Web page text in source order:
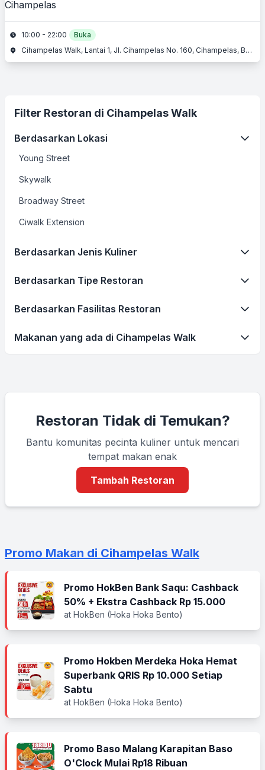
10:00 - 22:00
Buka
Cihampelas Walk, Lantai 1, Jl. Cihampelas No. 160, Cihampelas, Bandung, Jawa Barat
Filter Restoran di Cihampelas Walk
Berdasarkan Lokasi
Young Street
Skywalk
Broadway Street
Ciwalk Extension
Berdasarkan Jenis Kuliner
Berdasarkan Tipe Restoran
Berdasarkan Fasilitas Restoran
Makanan yang ada di Cihampelas Walk
Restoran Tidak di Temukan?
Bantu komunitas pecinta kuliner untuk mencari
tempat makan enak
Tambah Restoran
Promo Makan di Cihampelas Walk
Promo HokBen Bank Saqu: Cashback
50% + Ekstra Cashback Rp 15.000
at HokBen (Hoka Hoka Bento)
Promo Hokben Merdeka Hoka Hemat
Superbank QRIS Rp 10.000 Setiap
Sabtu
at HokBen (Hoka Hoka Bento)
Promo Baso Malang Karapitan Baso
O'Clock Mulai Rp18 Ribuan